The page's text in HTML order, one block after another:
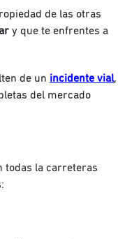
de las otras
y que te enfrentes a
de un incidente vial,
del mercado
todas la carreteras